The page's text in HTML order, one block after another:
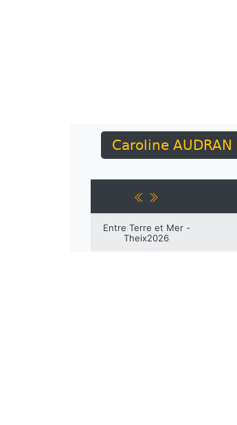
Caroline AUDRAN
Entre Terre et Mer -
Theix2026